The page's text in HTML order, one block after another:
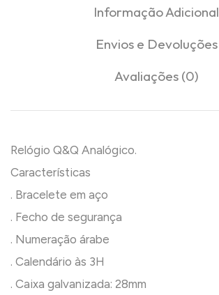
Informação Adicional
Envios e Devoluções
Avaliações (0)
Relógio Q&Q Analógico.
Características
. Bracelete em aço
. Fecho de segurança
. Numeração árabe
. Calendário às 3H
. Caixa galvanizada: 28mm